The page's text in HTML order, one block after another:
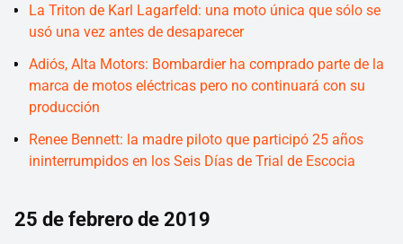
La Triton de Karl Lagarfeld: una moto única que sólo se
usó una vez antes de desaparecer
Adiós, Alta Motors: Bombardier ha comprado parte de la
marca de motos eléctricas pero no continuará con su
producción
Renee Bennett: la madre piloto que participó 25 años
ininterrumpidos en los Seis Días de Trial de Escocia
25 de febrero de 2019